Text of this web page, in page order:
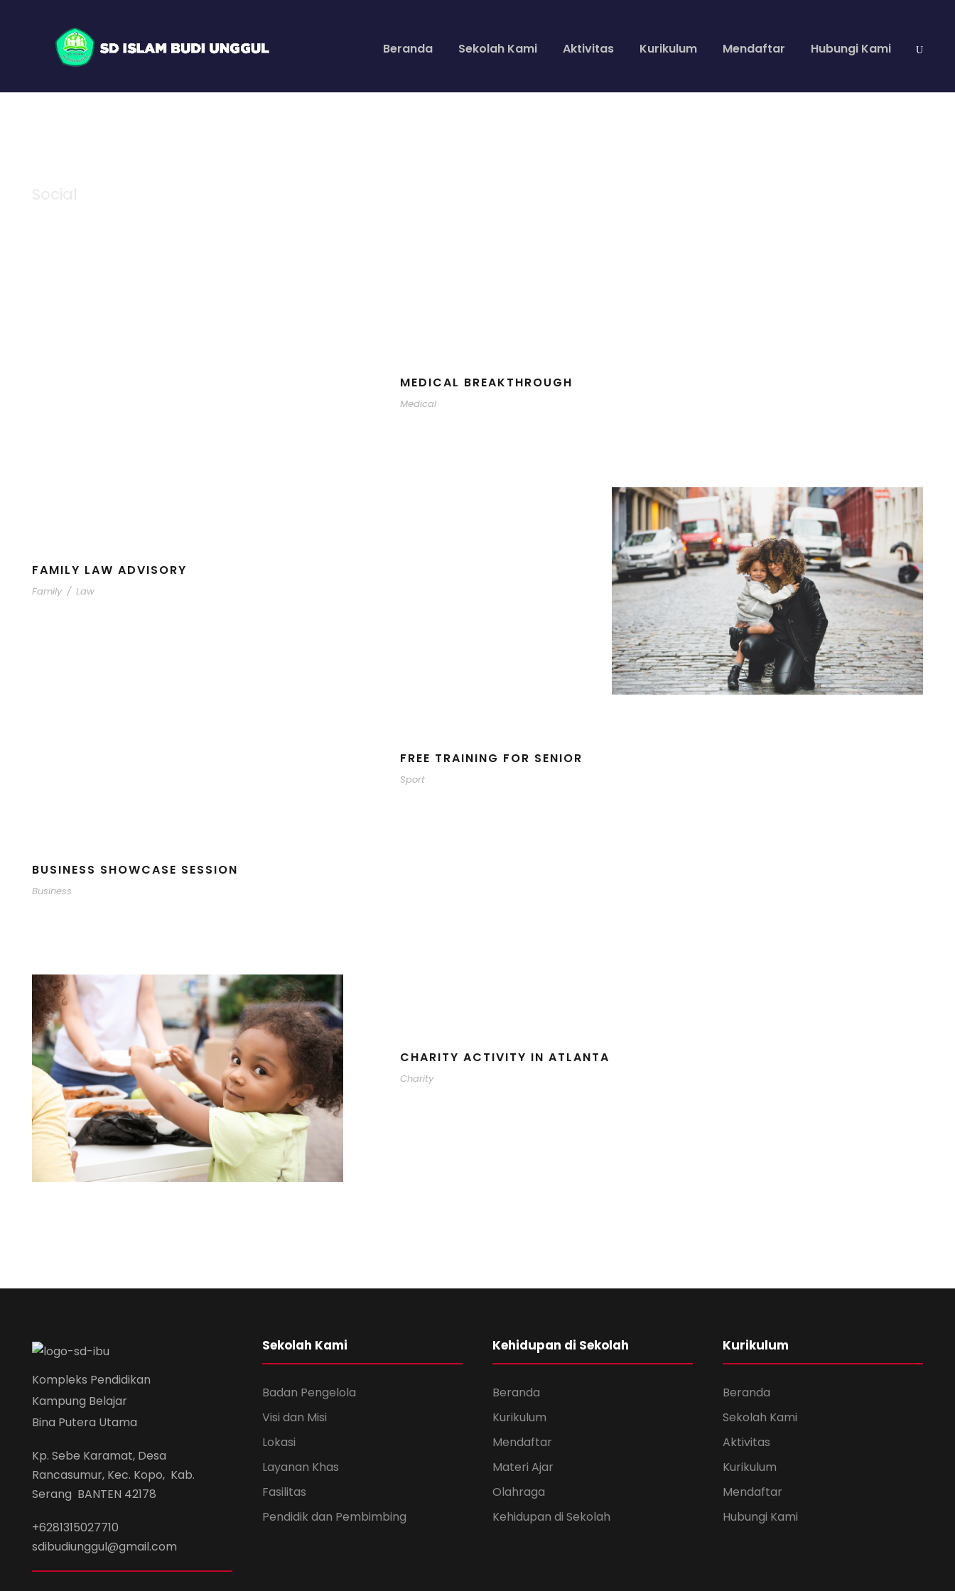
Beranda Sekolah Kami Aktivitas Kurikulum Mendaftar Hubungi Kami
MEDICAL BREAKTHROUGH
Medical
FAMILY LAW ADVISORY
Family / Law
FREE TRAINING FOR SENIOR
Sport
BUSINESS SHOWCASE SESSION
Business
CHARITY ACTIVITY IN ATLANTA
Charity
Kompleks Pendidikan
Kampung Belajar
Bina Putera Utama
Kp. Sebe Karamat, Desa
Rancasumur, Kec. Kopo, Kab.
Serang BANTEN 42178
+6281315027710
sdibudiunggul@gmail.com
Sekolah Kami
Badan Pengelola
Visi dan Misi
Lokasi
Layanan Khas
Fasilitas
Pendidik dan Pembimbing
Kehidupan di Sekolah
Beranda
Kurikulum
Mendaftar
Materi Ajar
Olahraga
Kehidupan di Sekolah
Kurikulum
Beranda
Sekolah Kami
Aktivitas
Kurikulum
Mendaftar
Hubungi Kami